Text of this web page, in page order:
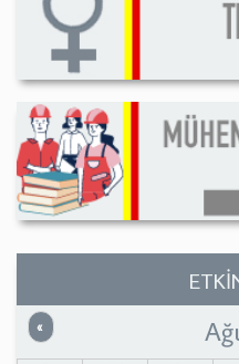
« Önceki